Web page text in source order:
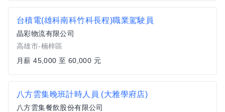
台積電(雄科南科竹科長程)職業駕駛員
晶彩物流有限公司
高雄市-楠梓區
月薪 45,000 至 60,000 元
八方雲集晚班計時人員 (大雅學府店)
八方雲集餐飲股份有限公司